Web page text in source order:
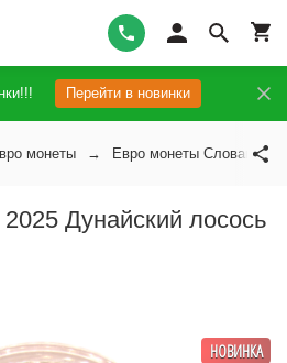
Перейти в новинки
монеты Евро монеты Словакии
Дунайский лосось
НОВИНКА